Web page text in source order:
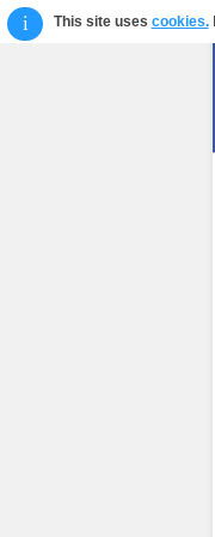
i This site uses cookies.